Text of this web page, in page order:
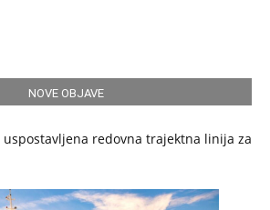
NOVE OBJAVE
uspostavljena redovna trajektna linija za